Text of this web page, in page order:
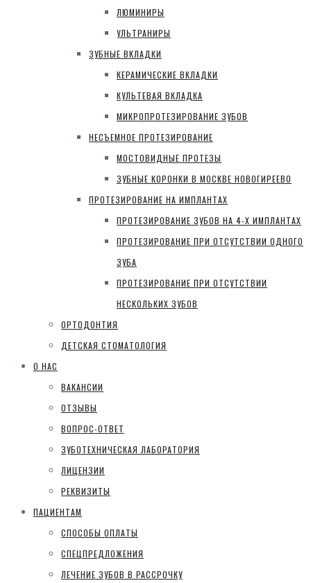
ЛЮМИНИРЫ
УЛЬТРАНИРЫ
ЗУБНЫЕ ВКЛАДКИ
КЕРАМИЧЕСКИЕ ВКЛАДКИ
КУЛЬТЕВАЯ ВКЛАДКА
МИКРОПРОТЕЗИРОВАНИЕ ЗУБОВ
НЕСЪЕМНОЕ ПРОТЕЗИРОВАНИЕ
МОСТОВИДНЫЕ ПРОТЕЗЫ
ЗУБНЫЕ КОРОНКИ В МОСКВЕ НОВОГИРЕЕВО
ПРОТЕЗИРОВАНИЕ НА ИМПЛАНТАХ
ПРОТЕЗИРОВАНИЕ ЗУБОВ НА 4-Х ИМПЛАНТАХ
ПРОТЕЗИРОВАНИЕ ПРИ ОТСУТСТВИИ ОДНОГО
ЗУБА
ПРОТЕЗИРОВАНИЕ ПРИ ОТСУТСТВИИ
НЕСКОЛЬКИХ ЗУБОВ
ОРТОДОНТИЯ
ДЕТСКАЯ СТОМАТОЛОГИЯ
О НАС
ВАКАНСИИ
ОТЗЫВЫ
ВОПРОС-ОТВЕТ
ЗУБОТЕХНИЧЕСКАЯ ЛАБОРАТОРИЯ
ЛИЦЕНЗИИ
РЕКВИЗИТЫ
ПАЦИЕНТАМ
СПОСОБЫ ОПЛАТЫ
СПЕЦПРЕДЛОЖЕНИЯ
ЛЕЧЕНИЕ ЗУБОВ В РАССРОЧКУ